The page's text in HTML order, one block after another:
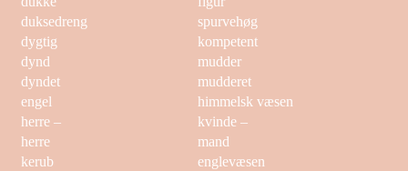
duksedreng
spurvehøg
dygtig
kompetent
dynd
mudder
dyndet
mudderet
engel
himmelsk væsen
herre –
kvinde –
herre
mand
kerub
englevæsen